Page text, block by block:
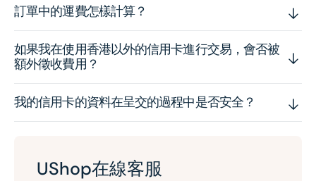
訂單中的運費怎樣計算？
如果我在使用香港以外的信用卡進行交易，會否被
額外徵收費用？
我的信用卡的資料在呈交的過程中是否安全？
UShop在線客服